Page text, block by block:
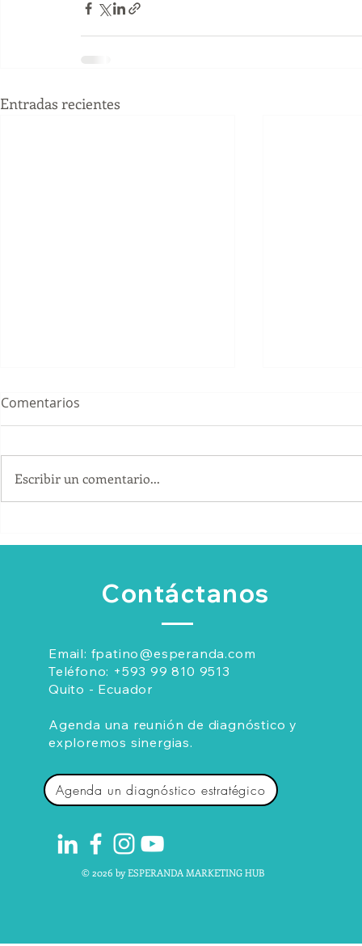
Entradas recientes
artículos promocionales en
B2B sin
Comentarios
Escribir un comentario...
Contáctanos
Email: fpatino@esperanda.com
Teléfono: +593 99 810 9513
Quito - Ecuador
Agenda una reunión de diagnóstico y
exploremos sinergias.
Agenda un diagnóstico estratégico
© 2026 by ESPERANDA MARKETING HUB